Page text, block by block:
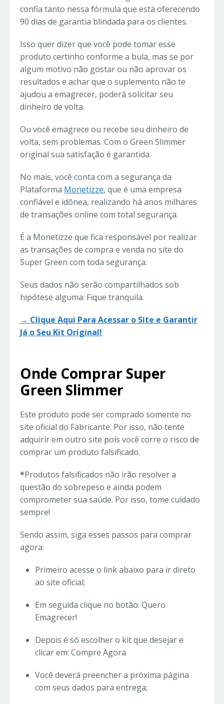
confia tanto nessa fórmula que está oferecendo
90 dias de garantia blindada para os clientes.
Isso quer dizer que você pode tomar esse
produto certinho conforme a bula, mas se por
algum motivo não gostar ou não aprovar os
resultados e achar que o suplemento não te
ajudou a emagrecer, poderá solicitar seu
dinheiro de volta.
Ou você emagrece ou recebe seu dinheiro de
volta, sem problemas. Com o Green Slimmer
original sua satisfação é garantida.
No mais, você conta com a segurança da
Plataforma Monetizze, que é uma empresa
confiável e idônea, realizando há anos milhares
de transações online com total segurança.
É a Monetizze que fica responsável por realizar
as transações de compra e venda no site do
Super Green com toda segurança.
Seus dados não serão compartilhados sob
hipótese alguma: Fique tranquila.
→ Clique Aqui Para Acessar o Site e Garantir
Já o Seu Kit Original!
Onde Comprar Super
Green Slimmer
Este produto pode ser comprado somente no
site oficial do Fabricante. Por isso, não tente
adquirir em outro site pois você corre o risco de
comprar um produto falsificado.
*Produtos falsificados não irão resolver a
questão do sobrepeso e ainda podem
comprometer sua saúde. Por isso, tome cuidado
sempre!
Sendo assim, siga esses passos para comprar
agora:
Primeiro acesse o link abaixo para ir direto
ao site oficial;
Em seguida clique no botão: Quero
Emagrecer!
Depois é só escolher o kit que desejar e
clicar em: Compre Agora
Você deverá preencher a próxima página
com seus dados para entrega;